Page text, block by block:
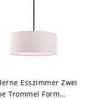
Esszimmer Zwei
Trommel Form